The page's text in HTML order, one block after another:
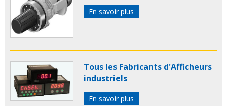
En savoir plus
Tous les Fabricants d'Afficheurs
industriels
En savoir plus